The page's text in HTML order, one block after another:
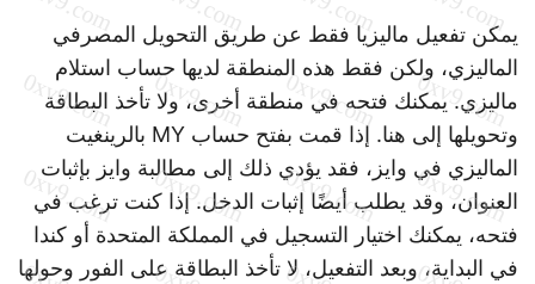
يمكن تفعيل ماليزيا فقط عن طريق التحويل المصرفي
الماليزي، ولكن فقط هذه المنطقة لديها حساب استلام
ماليزي. يمكنك فتحه في منطقة أخرى، ولا تأخذ البطاقة
وتحويلها إلى هنا. إذا قمت بفتح حساب MY بالرينغيت
الماليزي في وايز، فقد يؤدي ذلك إلى مطالبة وايز بإثبات
العنوان، وقد يطلب أيضًا إثبات الدخل. إذا كنت ترغب في
فتحه، يمكنك اختيار التسجيل في المملكة المتحدة أو كندا
في البداية، وبعد التفعيل، لا تأخذ البطاقة على الفور وحولها